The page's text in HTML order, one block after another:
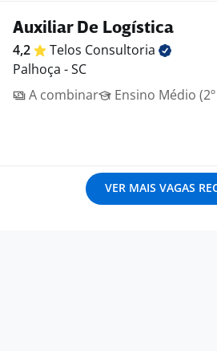
Auxiliar De Logística
4,2 Telos Consultoria
Palhoça - SC
A combinar
Ensino Médio
VER MAIS VAGAS